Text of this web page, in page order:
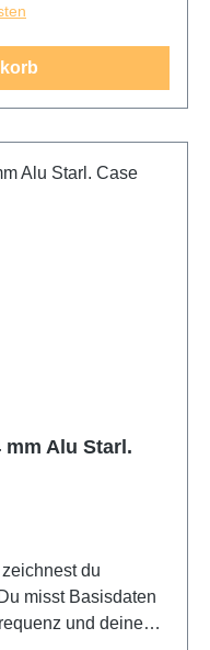
mm Alu Starl.
du
misst Basisdaten
und deinen